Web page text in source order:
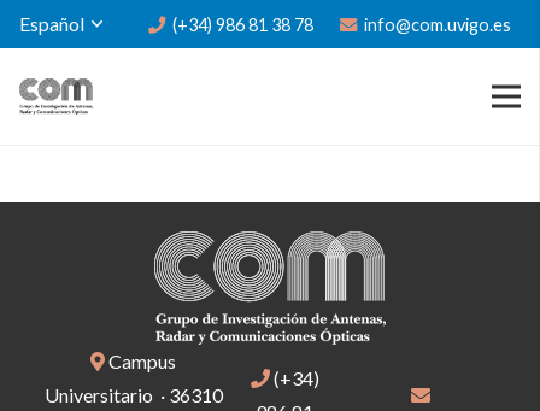
Español (+34) 986 81 38 78 info@com.uvigo.es
Campus
Universitario · 36310
(+34)